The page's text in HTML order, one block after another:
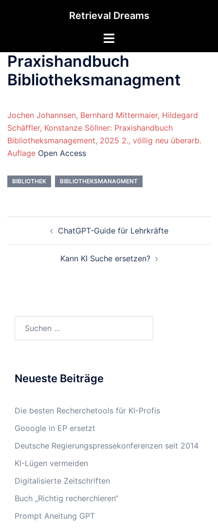
Retrieval Dreams
Menü
Praxishandbuch
Bibliotheksmanagment
Jochen Johannsen, Bernhard Mittermaier, Hildegard
Schäffler, Konstanze Söllner: Praxishandbuch
Bibliotheksmanagement, 2025 2., völlig neu überarb.
Auflage Open Access
BIBLIOTHEK BIBLIOTHEKSMANAGMENT
NavigationChatGPT-Guide für Lehrkräfte
Kann KI Suche ersetzen?
Neueste Beiträge
Die besten Recherchetools für KI-Profis
Gooogle in EP ersetzt
Deutsche Regierungspressekonferenzen seit 2014
KI-Lügen vermeiden
Digitalisierte Zeitschriften
Buch „Richtig recherchieren“
Prompt Aneitung GPT